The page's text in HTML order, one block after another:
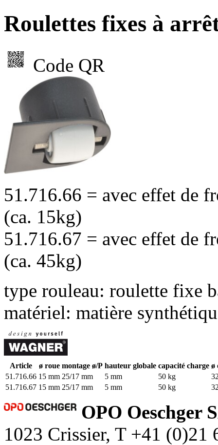
Roulettes fixes à
Code QR
51.716.66 = avec effet de
(ca. 15kg)
51.716.67 = avec effet de
(ca. 45kg)
type rouleau: roulette fixe
matériel: matière
Article ø roue montage ø/P hauteur globale capacité charge ø
51.716.66 15 mm 25/17 mm 5 mm 50 kg
51.716.67 15 mm 25/17 mm 5 mm 50 kg
OPO Oeschger
1023 Crissier, T +41 (0)21